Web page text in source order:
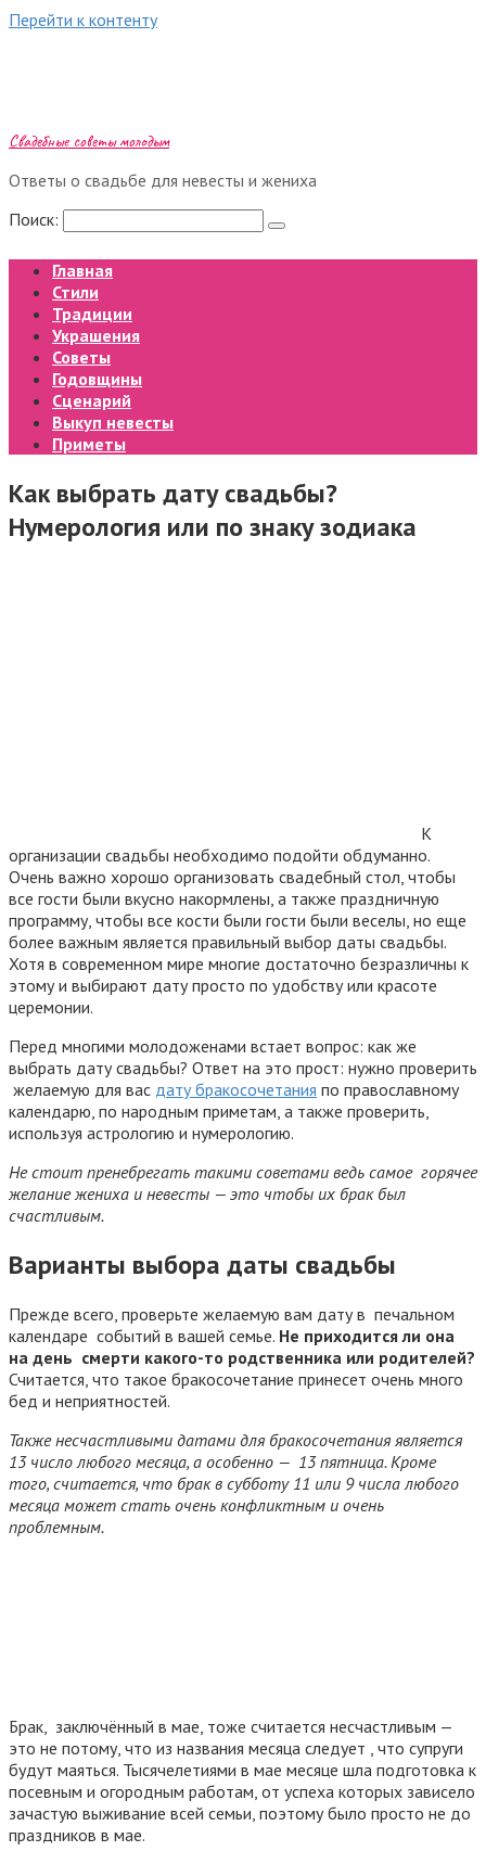
Перейти к контенту
Свадебные советы молодым
Ответы о свадьбе для невесты и жениха
Поиск:
Главная
Стили
Традиции
Украшения
Советы
Годовщины
Сценарий
Выкуп невесты
Приметы
Как выбрать дату свадьбы?
Нумерология или по знаку зодиака
К
организации свадьбы необходимо подойти обдуманно.
Очень важно хорошо организовать свадебный стол, чтобы
все гости были вкусно накормлены, а также праздничную
программу, чтобы все кости были гости были веселы, но еще
более важным является правильный выбор даты свадьбы.
Хотя в современном мире многие достаточно безразличны к
этому и выбирают дату просто по удобству или красоте
церемонии.
Перед многими молодоженами встает вопрос: как же
выбрать дату свадьбы? Ответ на это прост: нужно проверить
желаемую для вас дату бракосочетания по православному
календарю, по народным приметам, а также проверить,
используя астрологию и нумерологию.
Не стоит пренебрегать такими советами ведь самое горячее
желание жениха и невесты — это чтобы их брак был
счастливым.
Варианты выбора даты свадьбы
Прежде всего, проверьте желаемую вам дату в печальном
календаре событий в вашей семье. Не приходится ли она
на день смерти какого-то родственника или родителей?
Считается, что такое бракосочетание принесет очень много
бед и неприятностей.
Также несчастливыми датами для бракосочетания является
13 число любого месяца, а особенно — 13 пятница. Кроме
того, считается, что брак в субботу 11 или 9 числа любого
месяца может стать очень конфликтным и очень
проблемным.
Брак, заключённый в мае, тоже считается несчастливым —
это не потому, что из названия месяца следует , что супруги
будут маяться. Тысячелетиями в мае месяце шла подготовка к
посевным и огородным работам, от успеха которых зависело
зачастую выживание всей семьи, поэтому было просто не до
праздников в мае.